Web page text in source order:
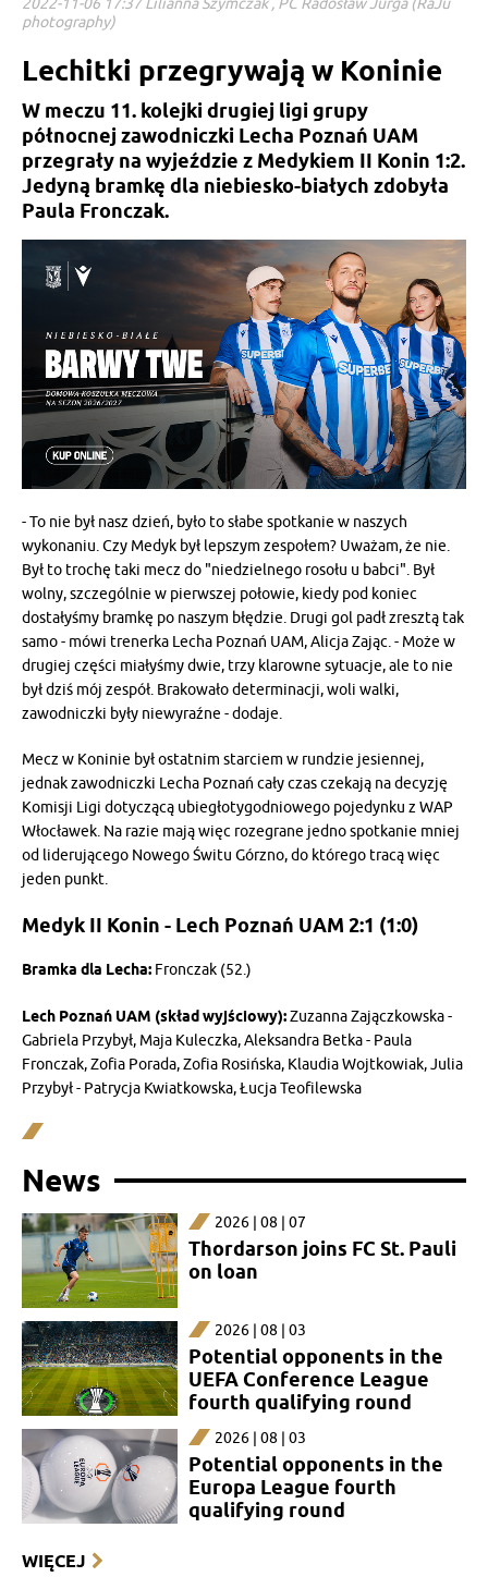
photography)
Lechitki przegrywają w Koninie
W meczu 11. kolejki drugiej ligi grupy
północnej zawodniczki Lecha Poznań UAM
przegrały na wyjeździe z Medykiem II Konin 1:2.
Jedyną bramkę dla niebiesko-białych zdobyła
Paula Fronczak.
- To nie był nasz dzień, było to słabe spotkanie w naszych
wykonaniu. Czy Medyk był lepszym zespołem? Uważam, że nie.
Był to trochę taki mecz do "niedzielnego rosołu u babci". Był
wolny, szczególnie w pierwszej połowie, kiedy pod koniec
dostałyśmy bramkę po naszym błędzie. Drugi gol padł zresztą tak
samo - mówi trenerka Lecha Poznań UAM, Alicja Zając. - Może w
drugiej części miałyśmy dwie, trzy klarowne sytuacje, ale to nie
był dziś mój zespół. Brakowało determinacji, woli walki,
zawodniczki były niewyraźne - dodaje.
Mecz w Koninie był ostatnim starciem w rundzie jesiennej,
jednak zawodniczki Lecha Poznań cały czas czekają na decyzję
Komisji Ligi dotyczącą ubiegłotygodniowego pojedynku z WAP
Włocławek. Na razie mają więc rozegrane jedno spotkanie mniej
od liderującego Nowego Świtu Górzno, do którego tracą więc
jeden punkt.
Medyk II Konin - Lech Poznań UAM 2:1 (1:0)
Bramka dla Lecha: Fronczak (52.)
Lech Poznań UAM (skład wyjściowy):Zuzanna Zajączkowska -
Gabriela Przybył, Maja Kuleczka, Aleksandra Betka - Paula
Fronczak, Zofia Porada, Zofia Rosińska, Klaudia Wojtkowiak, Julia
Przybył - Patrycja Kwiatkowska, Łucja Teofilewska
News
2026 | 08 | 07
Thordarson joins FC St. Pauli
on loan
2026 | 08 | 03
Potential opponents in the
UEFA Conference League
fourth qualifying round
2026 | 08 | 03
Potential opponents in the
Europa League fourth
qualifying round
WIĘCEJ